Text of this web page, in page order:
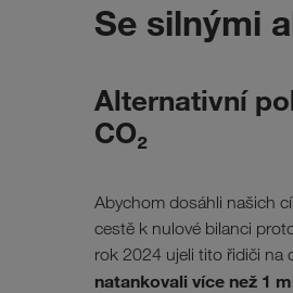
Se silnými
Alternativní
CO₂
Abychom dosáhli našich
cestě k nulové bilanci
rok 2024 ujeli tito řidiči na
natankovali více než 1